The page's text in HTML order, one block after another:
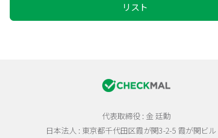
リスト
代表取締役 : 金 廷勳
日本法人 : 東京都千代田区霞が関3-2-5 霞が関ビル